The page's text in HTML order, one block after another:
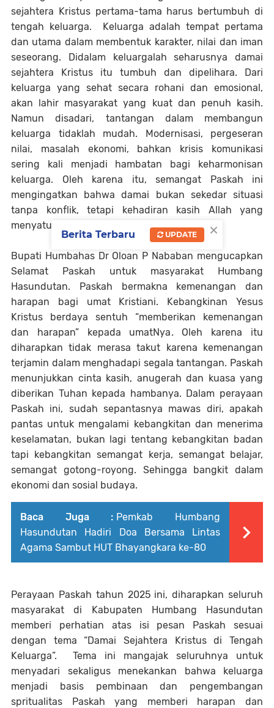
sejahtera Kristus pertama-tama harus bertumbuh di
tengah keluarga. Keluarga adalah tempat pertama
dan utama dalam membentuk karakter, nilai dan iman
seseorang. Didalam keluargalah seharusnya damai
sejahtera Kristus itu tumbuh dan dipelihara. Dari
keluarga yang sehat secara rohani dan emosional,
akan lahir masyarakat yang kuat dan penuh kasih.
Namun disadari, tantangan dalam membangun
keluarga tidaklah mudah. Modernisasi, pergeseran
nilai, masalah ekonomi, bahkan krisis komunikasi
sering kali menjadi hambatan bagi keharmonisan
keluarga. Oleh karena itu, semangat Paskah ini
mengingatkan bahwa damai bukan sekedar situasi
tanpa konflik, tetapi kehadiran kasih Allah yang
menyatukan dan memulihkan.
Bupati Humbahas Dr Oloan P Nababan mengucapkan
Selamat Paskah untuk masyarakat Humbang
Hasundutan. Paskah bermakna kemenangan dan
harapan bagi umat Kristiani. Kebangkinan Yesus
Kristus berdaya sentuh “memberikan kemenangan
dan harapan” kepada umatNya. Oleh karena itu
diharapkan tidak merasa takut karena kemenangan
terjamin dalam menghadapi segala tantangan. Paskah
menunjukkan cinta kasih, anugerah dan kuasa yang
diberikan Tuhan kepada hambanya. Dalam perayaan
Paskah ini, sudah sepantasnya mawas diri, apakah
pantas untuk mengalami kebangkitan dan menerima
keselamatan, bukan lagi tentang kebangkitan badan
tapi kebangkitan semangat kerja, semangat belajar,
semangat gotong-royong. Sehingga bangkit dalam
ekonomi dan sosial budaya.
Baca Juga : Pemkab Humbang
Hasundutan Hadiri Doa Bersama Lintas
Agama Sambut HUT Bhayangkara ke-80
Perayaan Paskah tahun 2025 ini, diharapkan seluruh
masyarakat di Kabupaten Humbang Hasundutan
memberi perhatian atas isi pesan Paskah sesuai
dengan tema “Damai Sejahtera Kristus di Tengah
Keluarga”. Tema ini mangajak seluruhnya untuk
menyadari sekaligus menekankan bahwa keluarga
menjadi basis pembinaan dan pengembangan
spritualitas Paskah yang memberi harapan dan
×
Berita Terbaru UPDATE